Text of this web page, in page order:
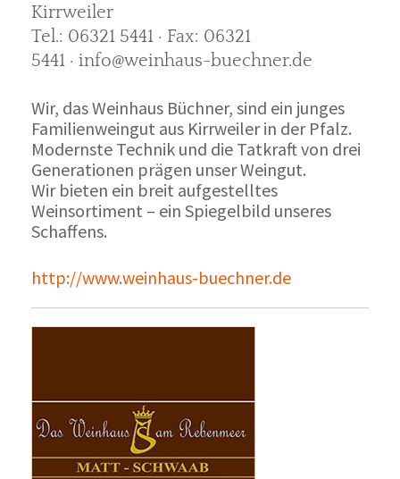
Kirrweiler
Tel.: 06321 5441 · Fax: 06321
5441 · info@weinhaus-buechner.de
Wir, das Weinhaus Büchner, sind ein junges
Familienweingut aus Kirrweiler in der Pfalz.
Modernste Technik und die Tatkraft von drei
Generationen prägen unser Weingut.
Wir bieten ein breit aufgestelltes
Weinsortiment – ein Spiegelbild unseres
Schaffens.
http://www.weinhaus-buechner.de